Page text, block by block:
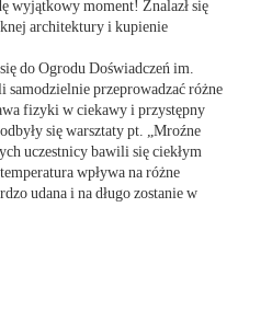
wyjątkowy moment! Znalazł się
architektury i kupienie
do Ogrodu Doświadczeń im.
samodzielnie przeprowadzać różne
fizyki w ciekawy i przystępny
się warsztaty pt. „Mroźne
uczestnicy bawili się ciekłym
wpływa na różne
udana i na długo zostanie w